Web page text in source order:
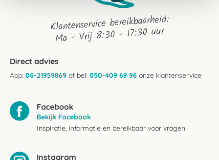
Klantenservice bereikbaarheid:
Ma - Vrij 8:30 - 17:30 uur
Direct advies
App: 06-21959869 of bel: 050-409 69 96 onze klantenservice
Facebook
Bekijk Facebook
Inspiratie, informatie en bereikbaar voor vragen
Instagram